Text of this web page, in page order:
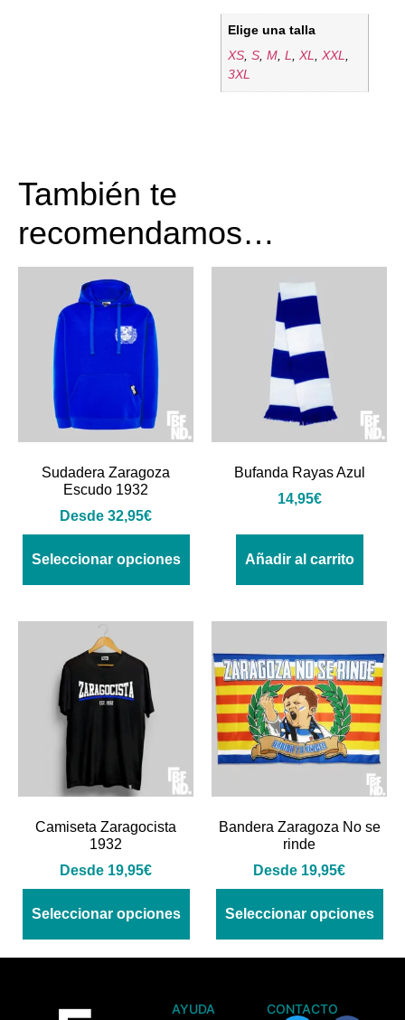
Elige una talla
XS,S,M,L,XL,XXL,
3XL
También te
recomendamos…
Sudadera Zaragoza
Escudo 1932
Desde 32,95€
Seleccionar opciones
Bufanda Rayas Azul
14,95€
Añadir al carrito
Camiseta Zaragocista
1932
Desde 19,95€
Seleccionar opciones
Bandera Zaragoza No se
rinde
Desde 19,95€
Seleccionar opciones
AYUDA CONTACTO